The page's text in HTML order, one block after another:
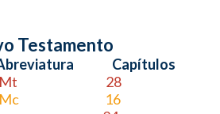
Testamento
Capítulos
Mt 28
Mc 16